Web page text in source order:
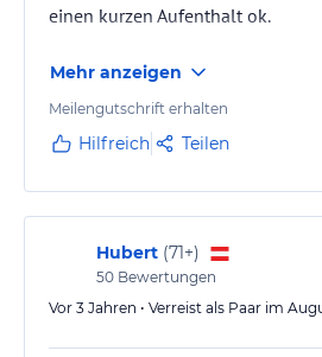
einen kurzen Aufenthalt ok.
Mehr anzeigen
Meilengutschrift erhalten
Hilfreich Teilen
Hubert (71+)
50 Bewertungen
Vor 3 Jahren • Verreist als Paar im